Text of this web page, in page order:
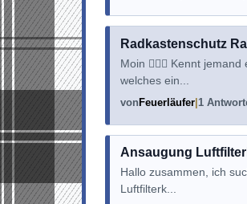
Radkastenschutz
Moin 🙋🏻‍♂️ Kennt
welches ein...
vonFeuerläufer 1
Ansaugung
Hallo zusammen, ich
Luftfilterk...